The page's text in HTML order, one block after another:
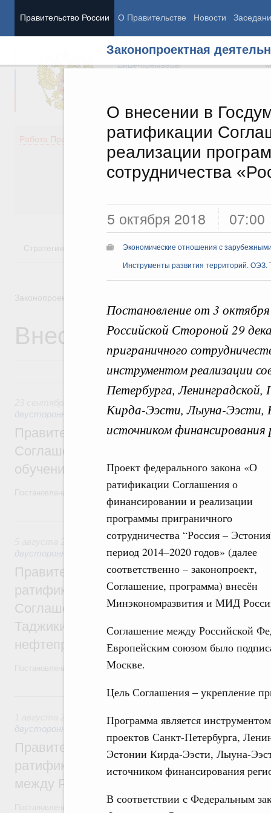
Правительство России О Правительстве Новости
Законопроектная
О внесении в
ратификации
реализации
сотрудничества
5 октября 2018 07:00
Экономические отношения с
Инструменты развития территорий. ОЭЗ.
Постановление от 3
Российской Стороной 29
приграничного
инструментом реализации
Петербурга, Ленинградской,
Кирда-Ээсти, Лыуна-Ээсти,
источником
Проект федерального закона «О
ратификации Соглашения о
финансировании и реализации
программы приграничного
сотрудничества “Россия –
период 2014–2020 годов» (далее
соответственно – законопроект,
Соглашение, программа) внесён
Минэкономразвития и МИД
Соглашение между Российской
Европейским союзом было
Москве.
Цель Соглашения – укрепление
Программа является
проектов Санкт-Петербурга,
Эстонии Кирда-Ээсти, Лыуна-
источником финансирования
В соответствии с Федеральным
Председатель Правительства
Вице-премьеры
Работа Правительства
Демография
Здоровье
Образование
Культура
Государство
Стратегии Государственные программы
Законопроектная деятельность
Внесение
23 сентября 2023, суббота
двусторонней основе
Правительство одобрило законопроект
Соглашения с Киргизией о совместных
обучением на русском языке
Постановление от 23 сентября 2023 года №1561
5 августа 2019, понедельник
Экономические и гуманитарные
двусторонней основе
Правительство внесло в Госдуму
ратификации Протокола о внесении
Соглашение между правительствами
Таджикистана о сотрудничестве в сфере
нефтепродуктов
Постановление от 3 августа 2019 года №1015. Протокол подписан
1 августа 2019, четверг
Экономические отношения с
двусторонней основе
Правительство внесло в Госдуму
ратификации Протокола о внесении
между Россией и Болгарией о
Постановление от 1 августа 2019 года №997. Протокол подписан 4